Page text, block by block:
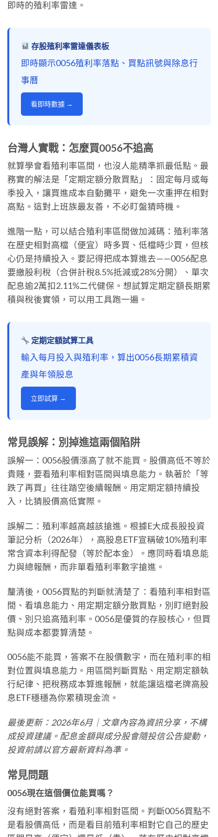
即時的殖利率雷達。
存股殖利率雷達儀表板
即時顯示0056殖利率落點、買點訊號與除息行
事曆
看即時數據 →
台灣人實戰：怎麼買0056不追高
就算學會看殖利率區間，也沒人能精準抓最低點。最
務實的解法是「定期定額分散買點」：固定每月或每
季投入，讓買進成本自動攤平，避免一次重押在相對
高點。這對上班族最友善，不必盯盤猜時機。
進階一點，可以結合殖利率區間做加減碼：殖利率落
在歷史相對高檔（便宜）時多買、低檔時少買，但核
心仍是持續投入。要記得把成本算進去——0056配息
要繳股利稅（合併計稅8.5%抵減或28%分開）、單次
配息逾2萬扣2.11%二代健保。想試算定期定額長期累
積與稅後實領，可以用工具跑一遍。
定期定額試算工具
輸入每月投入與殖利率，算出0056長期累積資
產與年領股息
立即試算 →
常見誤解：別掉進這兩個陷阱
誤解一：0056股價漲高了就不能買。股價高低不等於
貴賤，要看殖利率相對區間與填息能力。執著於「等
跌了再買」往往踏空後續報酬。用定期定額持續投
入，比猜股價高低實際。
誤解二：殖利率越高越該搶進。根據E大成長股投資
筆記分析（2026年），高股息ETF宣稱破10%殖利率
常含資本利得配發（等於配本金）。應同時看填息能
力與總報酬，而非單看殖利率數字搶進。
釐清後，0056買點的判斷就清楚了：看殖利率相對區
間、看填息能力、用定期定額分散買點，別盯絕對股
價、別只追高殖利率。0056是優質的存股核心，但買
點與成本都要算清楚。
0056能不能買，答案不在股價數字，而在殖利率的相
對位置與填息能力。用區間判斷買點、用定期定額執
行紀律、把稅務成本算進報酬，就能讓這檔老牌高股
息ETF穩穩為你累積現金流。
最後更新：2026年6月｜文章內容為資訊分享，不構
成投資建議。配息金額與成分股會隨投信公告變動，
投資前請以官方最新資料為準。
常見問題
0056現在這個價位能買嗎？
沒有絕對答案，看殖利率相對區間。判斷0056買點不
是看股價高低，而是看目前殖利率相對它自己的歷史